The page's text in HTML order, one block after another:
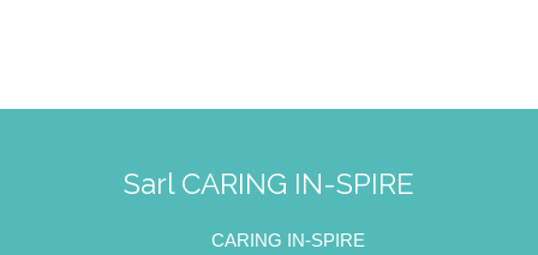
Sarl CARING IN-SPIRE
CARING IN-SPIRE